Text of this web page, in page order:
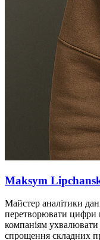
Maksym
Майстер аналітики
перетворювати цифри
компаніям
спрощення складних